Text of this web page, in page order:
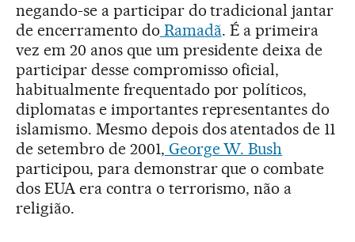
negando-se a participar do tradicional jantar
de encerramento do Ramadã. É a primeira
vez em 20 anos que um presidente deixa de
participar desse compromisso oficial,
habitualmente frequentado por políticos,
diplomatas e importantes representantes do
islamismo. Mesmo depois dos atentados de 11
de setembro de 2001, George W. Bush
participou, para demonstrar que o combate
dos EUA era contra o terrorismo, não a
religião.